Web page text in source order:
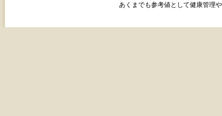
あくまでも参考値として健康管理